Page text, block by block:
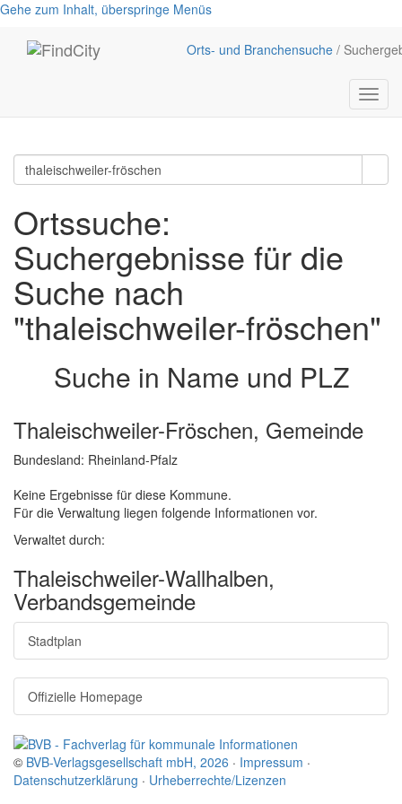
Gehe zum Inhalt, überspringe Menüs
Orts- und Branchensuche /
Menü
Ortssuche:
Suchergebnisse für die
Suche nach
"thaleischweiler-fröschen"
Suche in Name und PLZ
Thaleischweiler-Fröschen, Gemeinde
Bundesland: Rheinland-Pfalz
Keine Ergebnisse für diese Kommune.
Für die Verwaltung liegen folgende Informationen vor.
Verwaltet durch:
Thaleischweiler-Wallhalben,
Verbandsgemeinde
Stadtplan
Offizielle Homepage
© BVB-Verlagsgesellschaft mbH, 2026 · Impressum ·
Datenschutzerklärung · Urheberrechte/Lizenzen